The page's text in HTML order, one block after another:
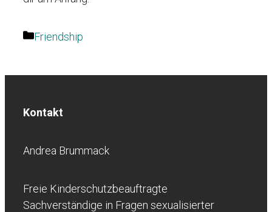
Kategorien
Friendship
Kontakt
Andrea Brummack
Freie Kinderschutzbeauftragte
Sachverständige in Fragen sexualisierter